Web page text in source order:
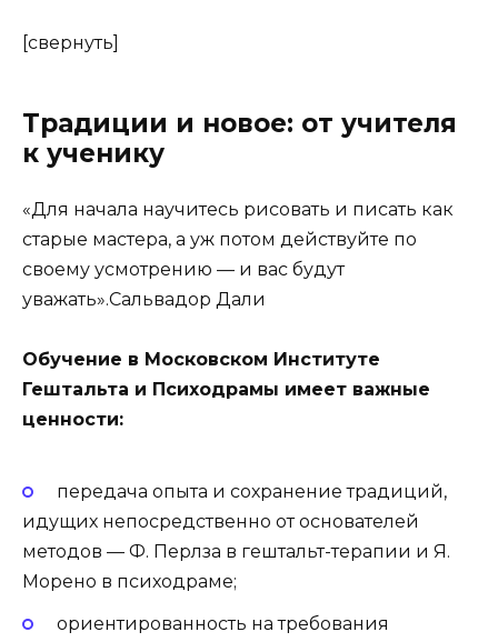
[свернуть]
Традиции и новое: от учителя
к ученику
«Для начала научитесь рисовать и писать как
старые мастера, а уж потом действуйте по
своему усмотрению — и вас будут
уважать».Сальвадор Дали
Обучение в Московском Институте
Гештальта и Психодрамы имеет важные
ценности:
передача опыта и сохранение традиций,
идущих непосредственно от основателей
методов — Ф. Перлза в гештальт-терапии и Я.
Морено в психодраме;
ориентированность на требования